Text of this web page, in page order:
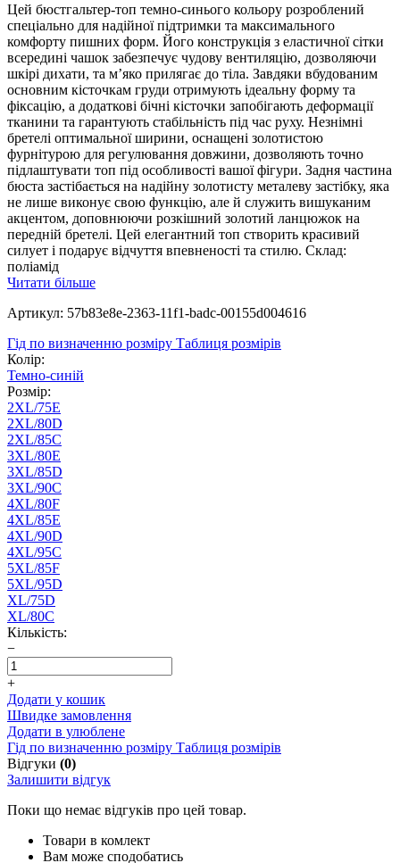
Цей бюстгальтер-топ темно-синього кольору розроблений
спеціально для надійної підтримки та максимального
комфорту пишних форм. Його конструкція з еластичної сітки
всередині чашок забезпечує чудову вентиляцію, дозволяючи
шкірі дихати, та м’яко прилягає до тіла. Завдяки вбудованим
основним кісточкам груди отримують ідеальну форму та
фіксацію, а додаткові бічні кісточки запобігають деформації
тканини та гарантують стабільність під час руху. Незнімні
бретелі оптимальної ширини, оснащені золотистою
фурнітурою для регулювання довжини, дозволяють точно
підлаштувати топ під особливості вашої фігури. Задня частина
бюста застібається на надійну золотисту металеву застібку, яка
не лише виконує свою функцію, але й служить вишуканим
акцентом, доповнюючи розкішний золотий ланцюжок на
передній бретелі. Цей елегантний топ створить красивий
силует і подарує відчуття впевненості та стилю. Склад:
поліамід
Читати більше
Артикул: 57b83e8e-2363-11f1-badc-00155d004616
Гід по визначенню розміру Таблиця розмірів
Колір:
Темно-синій
Розмір:
2XL/75E
2XL/80D
2XL/85C
3XL/80E
3XL/85D
3XL/90C
4XL/80F
4XL/85E
4XL/90D
4XL/95C
5XL/85F
5XL/95D
XL/75D
XL/80C
Кількість:
−
+
Додати у кошик
Швидке замовлення
Додати в улюблене
Гід по визначенню розміру Таблиця розмірів
Відгуки (0)
Залишити відгук
Поки що немає відгуків про цей товар.
Товари в комлект
Вам може сподобатись